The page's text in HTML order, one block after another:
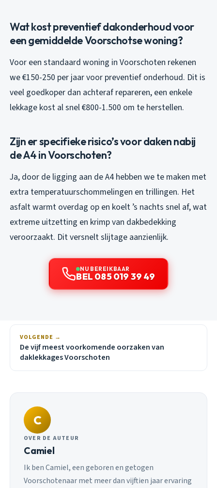
Wat kost preventief dakonderhoud voor
een gemiddelde Voorschotse woning?
Voor een standaard woning in Voorschoten rekenen
we €150-250 per jaar voor preventief onderhoud. Dit is
veel goedkoper dan achteraf repareren, een enkele
lekkage kost al snel €800-1.500 om te herstellen.
Zijn er specifieke risico’s voor daken nabij
de A4 in Voorschoten?
Ja, door de ligging aan de A4 hebben we te maken met
extra temperatuurschommelingen en trillingen. Het
asfalt warmt overdag op en koelt ’s nachts snel af, wat
extreme uitzetting en krimp van dakbedekking
veroorzaakt. Dit versnelt slijtage aanzienlijk.
NU BEREIKBAAR
BEL 085 019 39 49
VOLGENDE →
De vijf meest voorkomende oorzaken van
daklekkages Voorschoten
C
OVER DE AUTEUR
Camiel
Ik ben Camiel, een geboren en getogen
Voorschotenaar met meer dan vijftien jaar ervaring